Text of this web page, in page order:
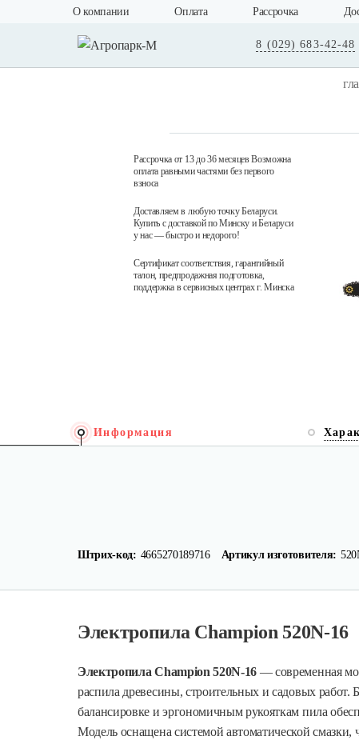
О компании Оплата Рассрочка
8 (029) 683-42-48
Рассрочка от 13 до 36 месяцев Возможна
оплата равными частями без первого
взноса
Доставляем в любую точку Беларуси.
Купить с доставкой по Минску и Беларуси
у нас — быстро и недорого!
Сертификат соответствия, гарантийный
талон, предпродажная подготовка,
поддержка в сервисных центрах г. Минска
Информация
Штрих-код: 4665270189716 Артикул изготовителя:
Электропила Champion 520N-16
Электропила Champion 520N-16 — современная
распила древесины, строительных и садовых
балансировке и эргономичным рукояткам пила
Модель оснащена системой автоматической смазки,